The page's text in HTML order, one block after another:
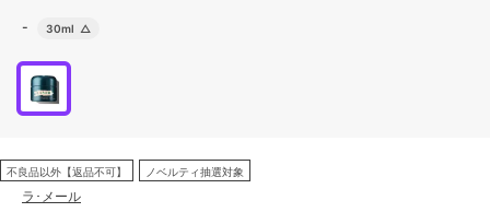
- 30ml △
不良品以外【返品不可】 ノベルティ抽選対象
ラ･メール